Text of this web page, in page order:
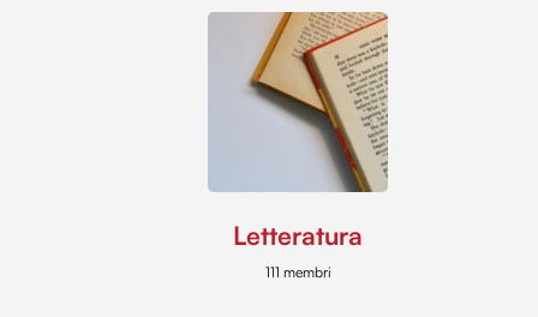
Letteratura
111 membri